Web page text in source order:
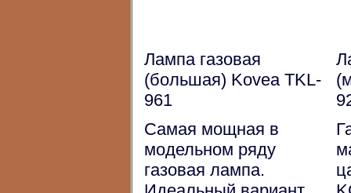
Лампа газовая
(большая) Kovea TKL-
961
Самая мощная в
модельном ряду
газовая лампа.